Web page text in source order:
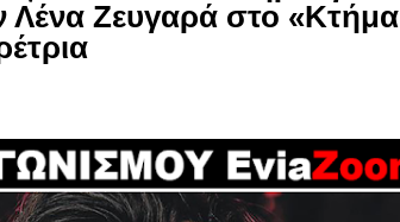
Λένα Ζευγαρά στο «Κτήμα